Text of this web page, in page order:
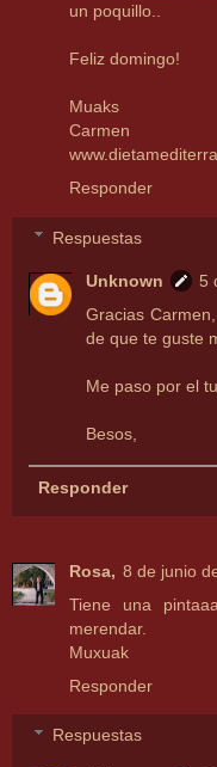
un poquillo..
Feliz domingo!
Muaks
Carmen
Responder
Respuestas
Unknown
5
Gracias
de que te guste
Me paso por el
Besos,
Responder
Rosa, 8 de junio
Tiene una
merendar.
Muxuak
Responder
Respuestas